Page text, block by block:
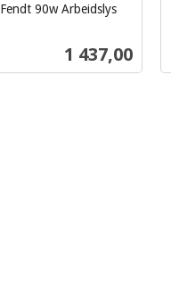
Fendt 90w Arbeidslys
Pris
1 437,00